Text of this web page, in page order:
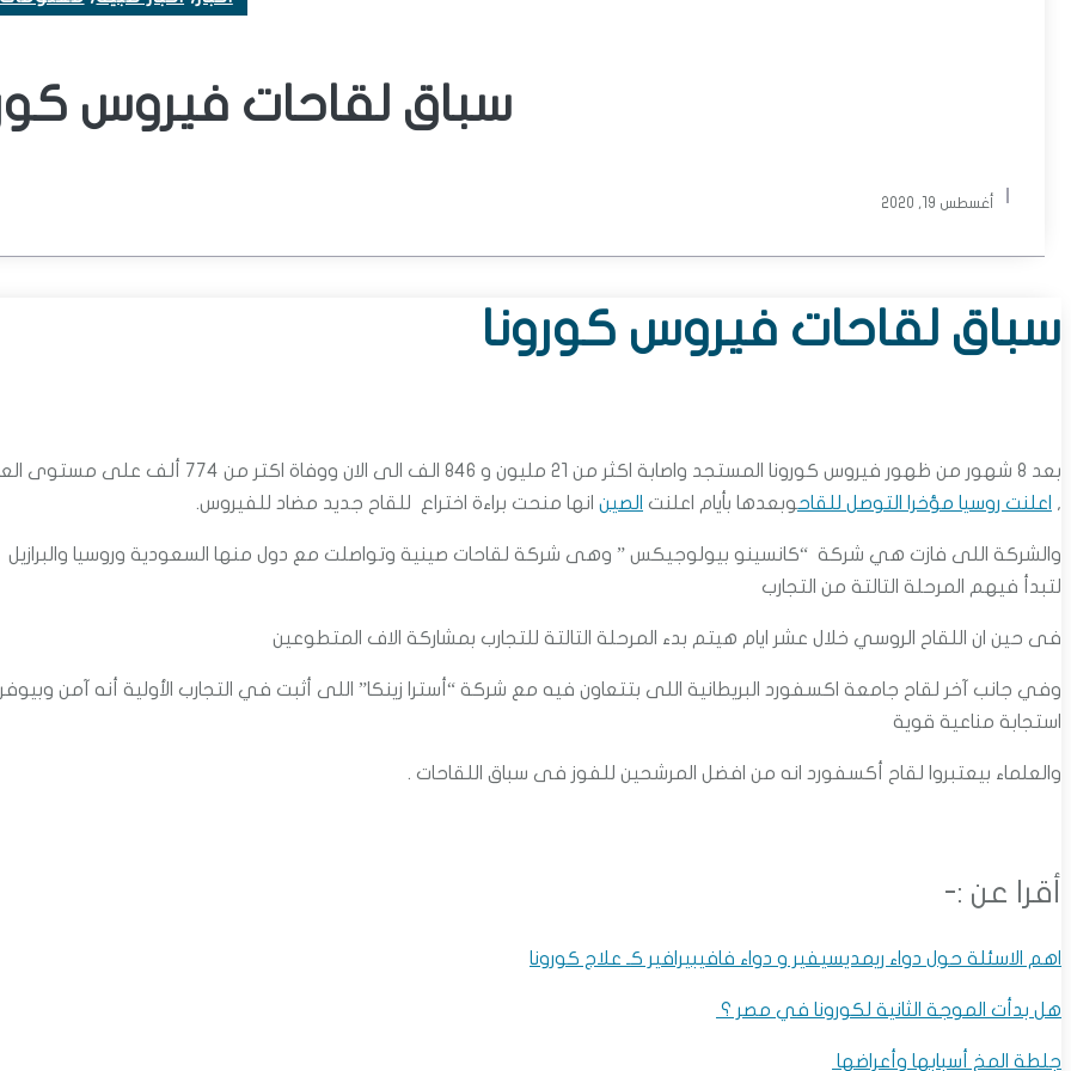
سباق لقاحات فيروس
أغسطس 19, 2020
سباق لقاحات فيروس كورونا
بعد 8 شهور من ظهور فيروس كورونا المستجد واصابة اكثر من 21 مليون و 846 الف الى الان ووفاة اكتر من 774 ألف
, اعلنت روسيا مؤخرا التوصل للقاحوبعدها بأيام اعلنت الصين انها منحت براءة اختراع للقاح جديد مضاد للفيروس.
والشركة اللى فازت هي شركة “كانسينو بيولوجيكس ” وهى شركة لقاحات صينية وتواصلت مع دول منها السعودية وروسيا والبرازيل
لتبدأ فيهم المرحلة التالتة من التجارب
فى حين ان اللقاح الروسي خلال عشر ايام هيتم بدء المرحلة التالتة للتجارب بمشاركة الاف المتطوعين
وفي جانب آخر لقاح جامعة اكسفورد البريطانية اللى بتتعاون فيه مع شركة “أسترا زينكا” اللى أثبت في التجارب الأولية أنه آمن وبيوفر
استجابة مناعية قوية
والعلماء بيعتبروا لقاح أكسفورد انه من افضل المرشحين للفوز فى سباق اللقاحات .
أقرا عن :-
اهم الاسئلة حول دواء ريمديسيفير و دواء فافيبيرافير كـ علاج كورونا
هل بدأت الموجة الثانية لكورونا في مصر ؟
جلطة المخ أسبابها وأعراضها